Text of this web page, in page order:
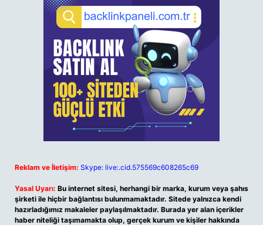
Reklam ve İletişim: Skype: live:.cid.575569c608265c69
Yasal Uyarı: Bu internet sitesi, herhangi bir marka, kurum veya şahıs
şirketi ile hiçbir bağlantısı bulunmamaktadır. Sitede yalnızca kendi
hazırladığımız makaleler paylaşılmaktadır. Burada yer alan içerikler
haber niteliği taşımamakta olup, gerçek kurum ve kişiler hakkında